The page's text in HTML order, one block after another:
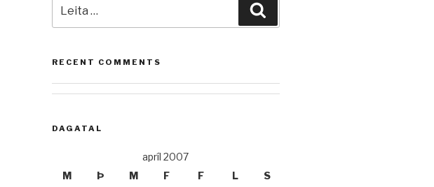
að:
RECENT COMMENTS
DAGATAL
apríl 2007
M
Þ M F F L S